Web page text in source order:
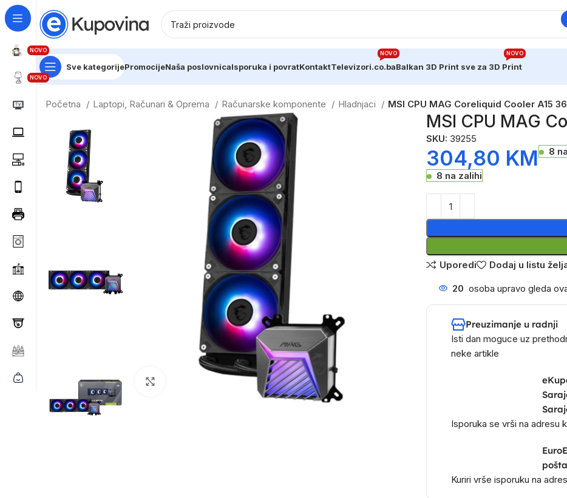
NOVO
NOVO
Sve kategorijePromocijeNaša poslovnicaIsporuka i povratKontaktTelevizori.co.ba
NOVO
Balkan 3D Print sve za 3D Print
NOVO
Početna Laptopi, Računari & Oprema Računarske komponente Hladnjaci MSI CPU MAG Coreliquid Cooler A15
MSI CPU MAG
SKU: 39255
304,80 KM 8
8 na zalihi
Uporedi
Dodaj u listu
20 osoba upravo gleda
Preuzimanje u radnji
Isti dan moguce uz
neke artikle
Isporuka se vrši na adresu
pošta
Kuriri vrše isporuku na